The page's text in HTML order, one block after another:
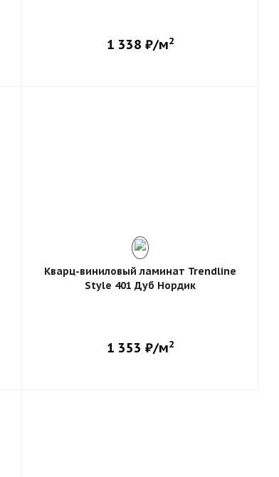
1 338 ₽/м2
Кварц-виниловый ламинат Trendline
Style 401 Дуб Нордик
1 353 ₽/м2